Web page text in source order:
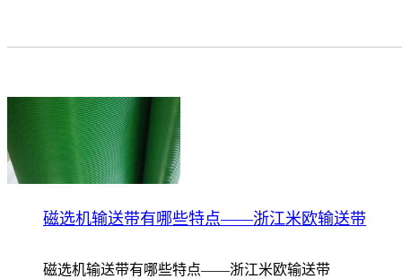
磁选机输送带有哪些特点——浙江米欧输送带
磁选机输送带有哪些特点——浙江米欧输送带